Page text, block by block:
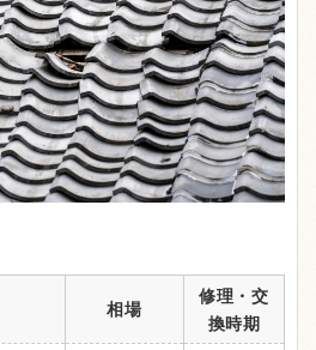
相場
修理・交
換時期